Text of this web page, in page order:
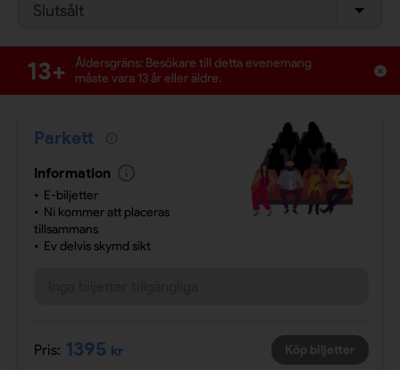
Slutsålt
13+
Åldersgräns: Besökare till detta evenemang
måste vara 13 år eller äldre.
Parkett
Information
E-biljetter
Ni kommer att placeras
tillsammans
Ev delvis skymd sikt
Pris: 1395 kr Köp biljetter